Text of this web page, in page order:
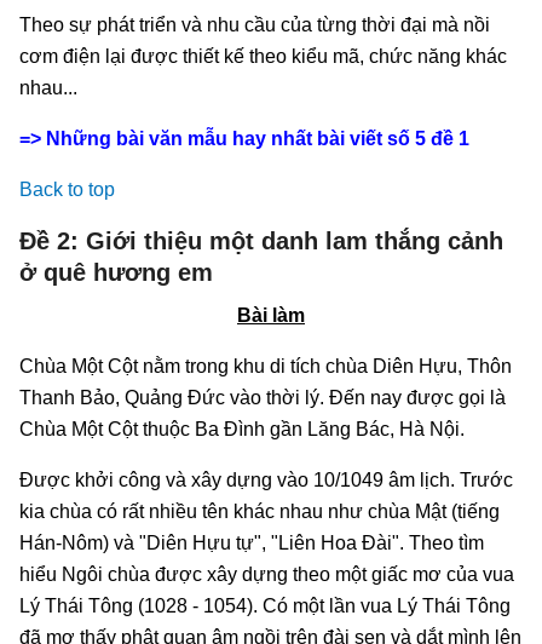
Theo sự phát triển và nhu cầu của từng thời đại mà nồi
cơm điện lại được thiết kế theo kiểu mã, chức năng khác
nhau...
=> Những bài văn mẫu hay nhất bài viết số 5 đề 1
Back to top
Đề 2: Giới thiệu một danh lam thắng cảnh
ở quê hương em
Bài làm
Chùa Một Cột nằm trong khu di tích chùa Diên Hựu, Thôn
Thanh Bảo, Quảng Đức vào thời lý. Đến nay được gọi là
Chùa Một Cột thuộc Ba Đình gần Lăng Bác, Hà Nội.
Được khởi công và xây dựng vào 10/1049 âm lịch. Trước
kia chùa có rất nhiều tên khác nhau như chùa Mật (tiếng
Hán-Nôm) và "Diên Hựu tự", "Liên Hoa Đài". Theo tìm
hiểu Ngôi chùa được xây dựng theo một giấc mơ của vua
Lý Thái Tông (1028 - 1054). Có một lần vua Lý Thái Tông
đã mơ thấy phật quan âm ngồi trên đài sen và dắt mình lên